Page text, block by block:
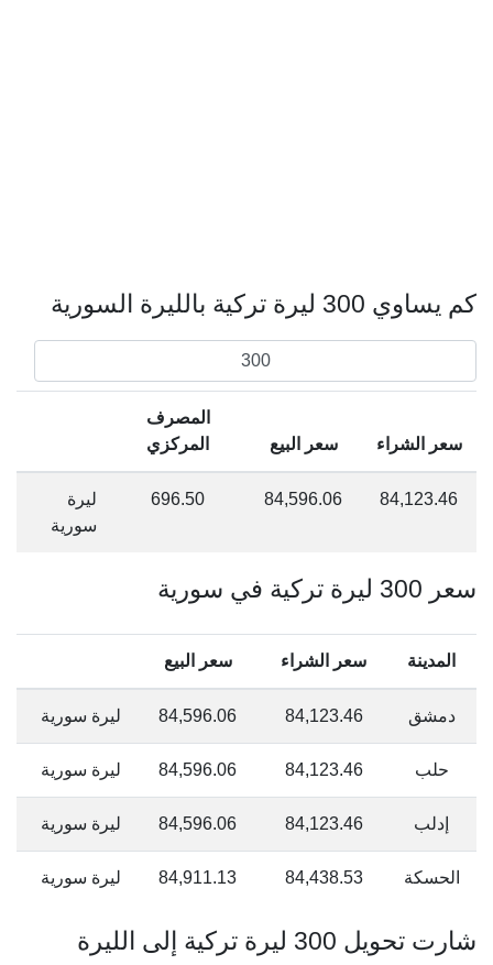
كم يساوي 300 ليرة تركية بالليرة السورية
سعر الشراء سعر البيع
المصرف
المركزي
84,123.46
84,596.06
696.50
ليرة
سورية
سعر 300 ليرة تركية في سورية
المدينة سعر الشراء سعر البيع
دمشق 84,123.46
84,596.06 ليرة سورية
حلب 84,123.46
84,596.06 ليرة سورية
إدلب 84,123.46
84,596.06 ليرة سورية
الحسكة 84,438.53
84,911.13 ليرة سورية
شارت تحويل 300 ليرة تركية إلى الليرة